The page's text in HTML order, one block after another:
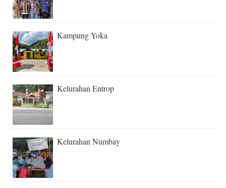
Kampung Yoka
Kelurahan Entrop
Kelurahan Numbay